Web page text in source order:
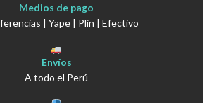
Medios de pago
| Yape | Plin | Efectivo
Envíos
A todo el Perú